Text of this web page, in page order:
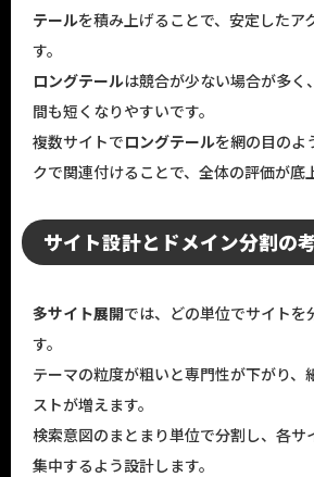
テールを積み上げることで、安定したア
す。
ロングテールは競合が少ない場合が多く
間も短くなりやすいです。
複数サイトでロングテールを網の目のよ
クで関連付けることで、全体の評価が底
サイト設計とドメイン分割の
多サイト展開では、どの単位でサイトを
す。
テーマの粒度が粗いと専門性が下がり、
ストが増えます。
検索意図のまとまり単位で分割し、各サ
集中するよう設計します。